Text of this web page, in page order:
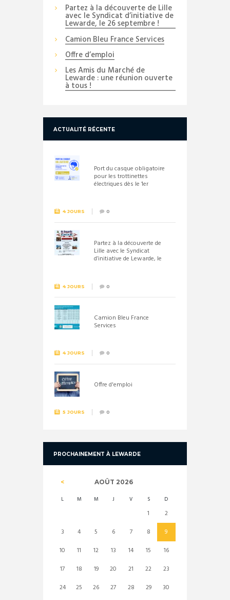
Partez à la découverte de Lille
avec le Syndicat d’initiative de
Lewarde, le 26 septembre !
Camion Bleu France Services
Offre d’emploi
Les Amis du Marché de
Lewarde : une réunion ouverte
à tous !
ACTUALITÉ RÉCENTE
Port du casque obligatoire
pour les trottinettes
électriques dès le 1er
4 JOURS 0
Partez à la découverte de
Lille avec le Syndicat
d’initiative de Lewarde, le
4 JOURS 0
Camion Bleu France
Services
4 JOURS 0
Offre d'emploi
5 JOURS 0
PROCHAINEMENT À LEWARDE
AOÛT 2026
L M M J V S D
1
2
3
4 5 6 7 8
9
10
11 12 13 14 15
16
17
18 19 20 21 22
23
24
25 26 27 28 29 30